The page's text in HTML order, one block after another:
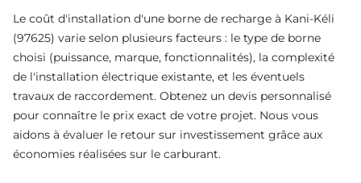
Le coût d'installation d'une borne de recharge à Kani-Kéli
(97625) varie selon plusieurs facteurs : le type de borne
choisi (puissance, marque, fonctionnalités), la complexité
de l'installation électrique existante, et les éventuels
travaux de raccordement. Obtenez un devis personnalisé
pour connaître le prix exact de votre projet. Nous vous
aidons à évaluer le retour sur investissement grâce aux
économies réalisées sur le carburant.